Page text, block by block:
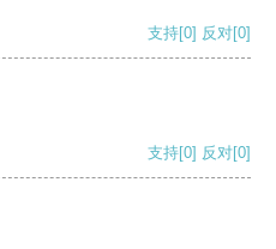
支持[0] 反对[0]
支持[0] 反对[0]